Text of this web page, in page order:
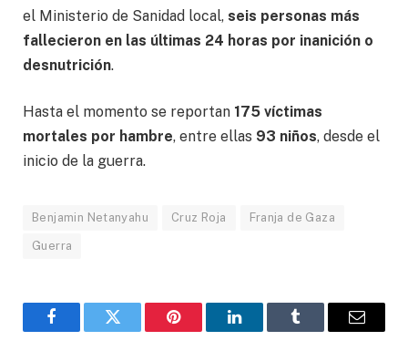
el Ministerio de Sanidad local, seis personas más
fallecieron en las últimas 24 horas por inanición o
desnutrición.
Hasta el momento se reportan 175 víctimas
mortales por hambre, entre ellas 93 niños, desde el
inicio de la guerra.
Benjamin Netanyahu Cruz Roja Franja de Gaza
Guerra
FacebookGorjeo Pinterest LinkedInTumblr
Correo